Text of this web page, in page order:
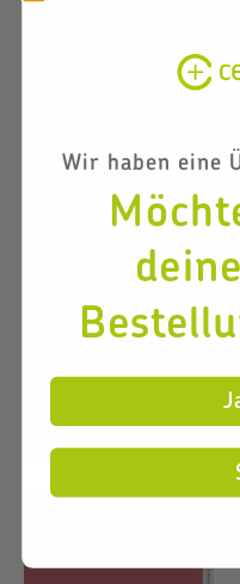
Mineralstoff
Eine ausreichende
Schlafstörungen und
99.90 €
In
Wir haben eine